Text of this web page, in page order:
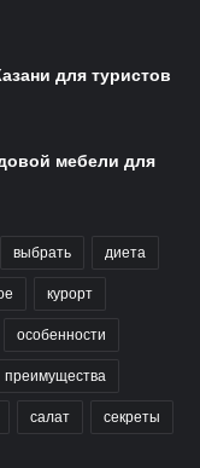
для туристов
мебели для
выбрать диета
курорт
особенности
преимущества
салат секреты